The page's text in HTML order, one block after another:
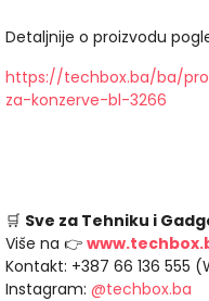
Detaljnije o proizvodu
https://techbox.ba/ba/
za-konzerve-bl-3266
🛒 Sve za Tehniku i
Više na 👉
Kontakt: +387 66 136 555
Instagram: @techbox.ba